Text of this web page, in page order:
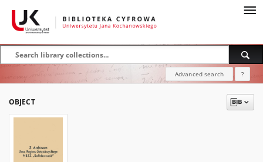
Advanced search ?
OBJECT